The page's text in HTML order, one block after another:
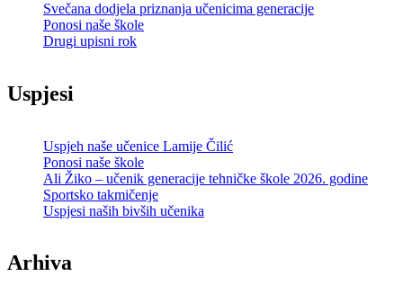
Svečana dodjela priznanja učenicima generacije
Ponosi naše škole
Drugi upisni rok
Uspjesi
Uspjeh naše učenice Lamije Čilić
Ponosi naše škole
Ali Žiko – učenik generacije tehničke škole 2026. godine
Sportsko takmičenje
Uspjesi naših bivših učenika
Arhiva